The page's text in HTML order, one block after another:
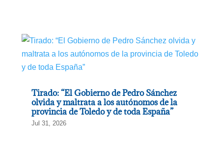
Tirado: “El Gobierno de Pedro Sánchez
olvida y maltrata a los autónomos de la
provincia de Toledo y de toda España”
Jul 31, 2026